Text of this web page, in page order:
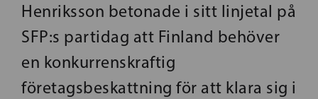
Henriksson betonade i sitt linjetal på
SFP:s partidag att Finland behöver
en konkurrenskraftig
företagsbeskattning för att klara sig i